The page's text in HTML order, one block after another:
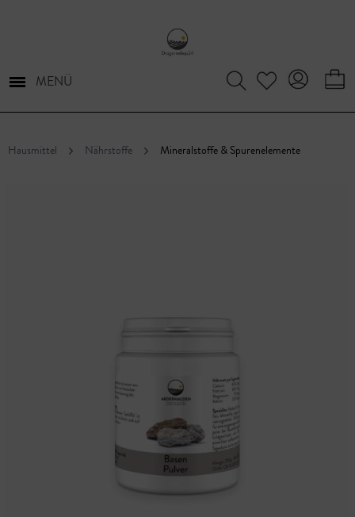
MENÜ
Hausmittel Nährstoffe Mineralstoffe & Spurenelemente